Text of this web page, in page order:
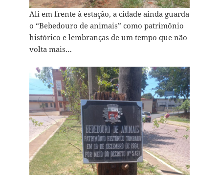
Ali em frente `à estação, a cidade ainda guarda
o “Bebedouro de animais” como patrimônio
histórico e lembranças de um tempo que não
volta mais…